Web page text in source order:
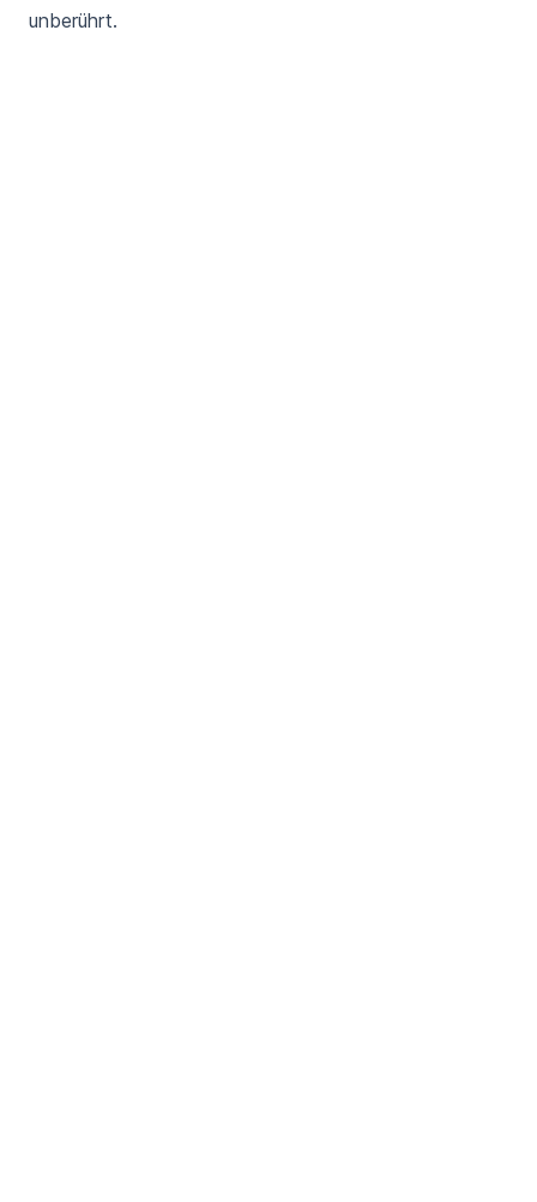
unberührt.